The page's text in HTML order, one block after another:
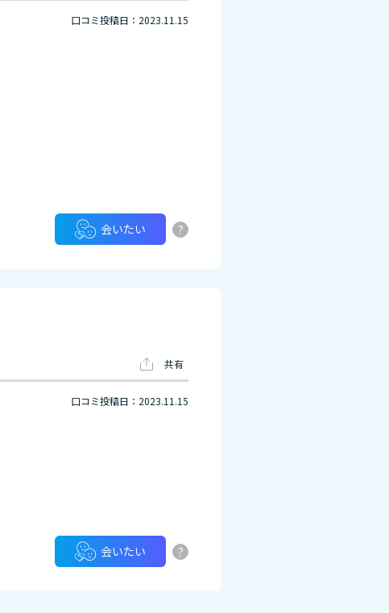
口コミ投稿日：2023.11.15
会いたい ?
共有
口コミ投稿日：2023.11.15
会いたい ?